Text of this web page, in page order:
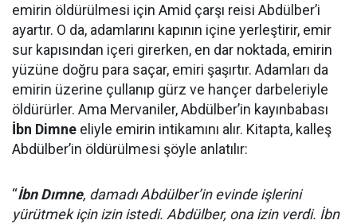
emirin öldürülmesi için Amid çarşı reisi Abdülber’i
ayartır. O da, adamlarını kapının içine yerleştirir, emir
sur kapısından içeri girerken, en dar noktada, emirin
yüzüne doğru para saçar, emiri şaşırtır. Adamları da
emirin üzerine çullanıp gürz ve hançer darbeleriyle
öldürürler. Ama Mervaniler, Abdülber’in kayınbabası
İbn Dimne eliyle emirin intikamını alır. Kitapta, kalleş
Abdülber’in öldürülmesi şöyle anlatılır:
“İbn Dımne, damadı Abdülber’in evinde işlerini
yürütmek için izin istedi. Abdülber, ona izin verdi. İbn